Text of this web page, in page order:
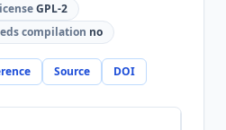
GPL-2
compilation no
Source DOI